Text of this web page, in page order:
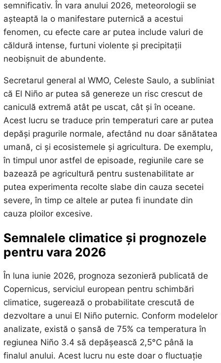
semnificativ. În vara anului 2026, meteorologii se
așteaptă la o manifestare puternică a acestui
fenomen, cu efecte care ar putea include valuri de
căldură intense, furtuni violente și precipitații
neobișnuit de abundente.
Secretarul general al WMO, Celeste Saulo, a subliniat
că El Niño ar putea să genereze un risc crescut de
caniculă extremă atât pe uscat, cât și în oceane.
Acest lucru se traduce prin temperaturi care ar putea
depăși pragurile normale, afectând nu doar sănătatea
umană, ci și ecosistemele și agricultura. De exemplu,
în timpul unor astfel de episoade, regiunile care se
bazează pe agricultură pentru sustenabilitate ar
putea experimenta recolte slabe din cauza secetei
severe, în timp ce altele ar putea fi inundate din
cauza ploilor excesive.
Semnalele climatice și prognozele
pentru vara 2026
În luna iunie 2026, prognoza sezonieră publicată de
Copernicus, serviciul european pentru schimbări
climatice, sugerează o probabilitate crescută de
dezvoltare a unui El Niño puternic. Conform modelelor
analizate, există o șansă de 75% ca temperatura în
regiunea Niño 3.4 să depășească 2,5°C până la
finalul anului. Acest lucru nu este doar o fluctuație